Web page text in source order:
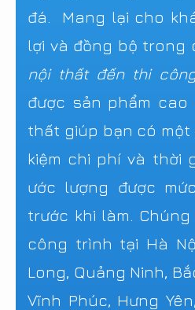
đá. Mang lại cho
lợi và đồng bộ trong
nội thất đến thi
được sản phẩm cao
thất giúp bạn có một
kiệm chi phí và thời
ước lượng được
trước khi làm.
công trình tại Hà
Long, Quảng Ninh,
Vĩnh Phúc, Hưng